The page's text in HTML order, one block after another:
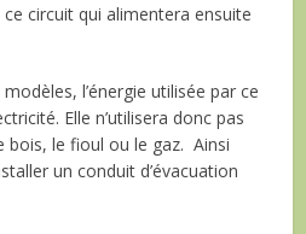
ce circuit qui alimentera ensuite
l’énergie utilisée par ce
Elle n’utilisera donc pas
bois, le fioul ou le gaz. Ainsi
un conduit d’évacuation